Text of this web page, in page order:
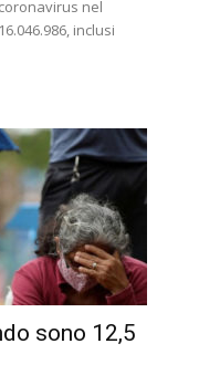
nel
inclusi
sono 12,5